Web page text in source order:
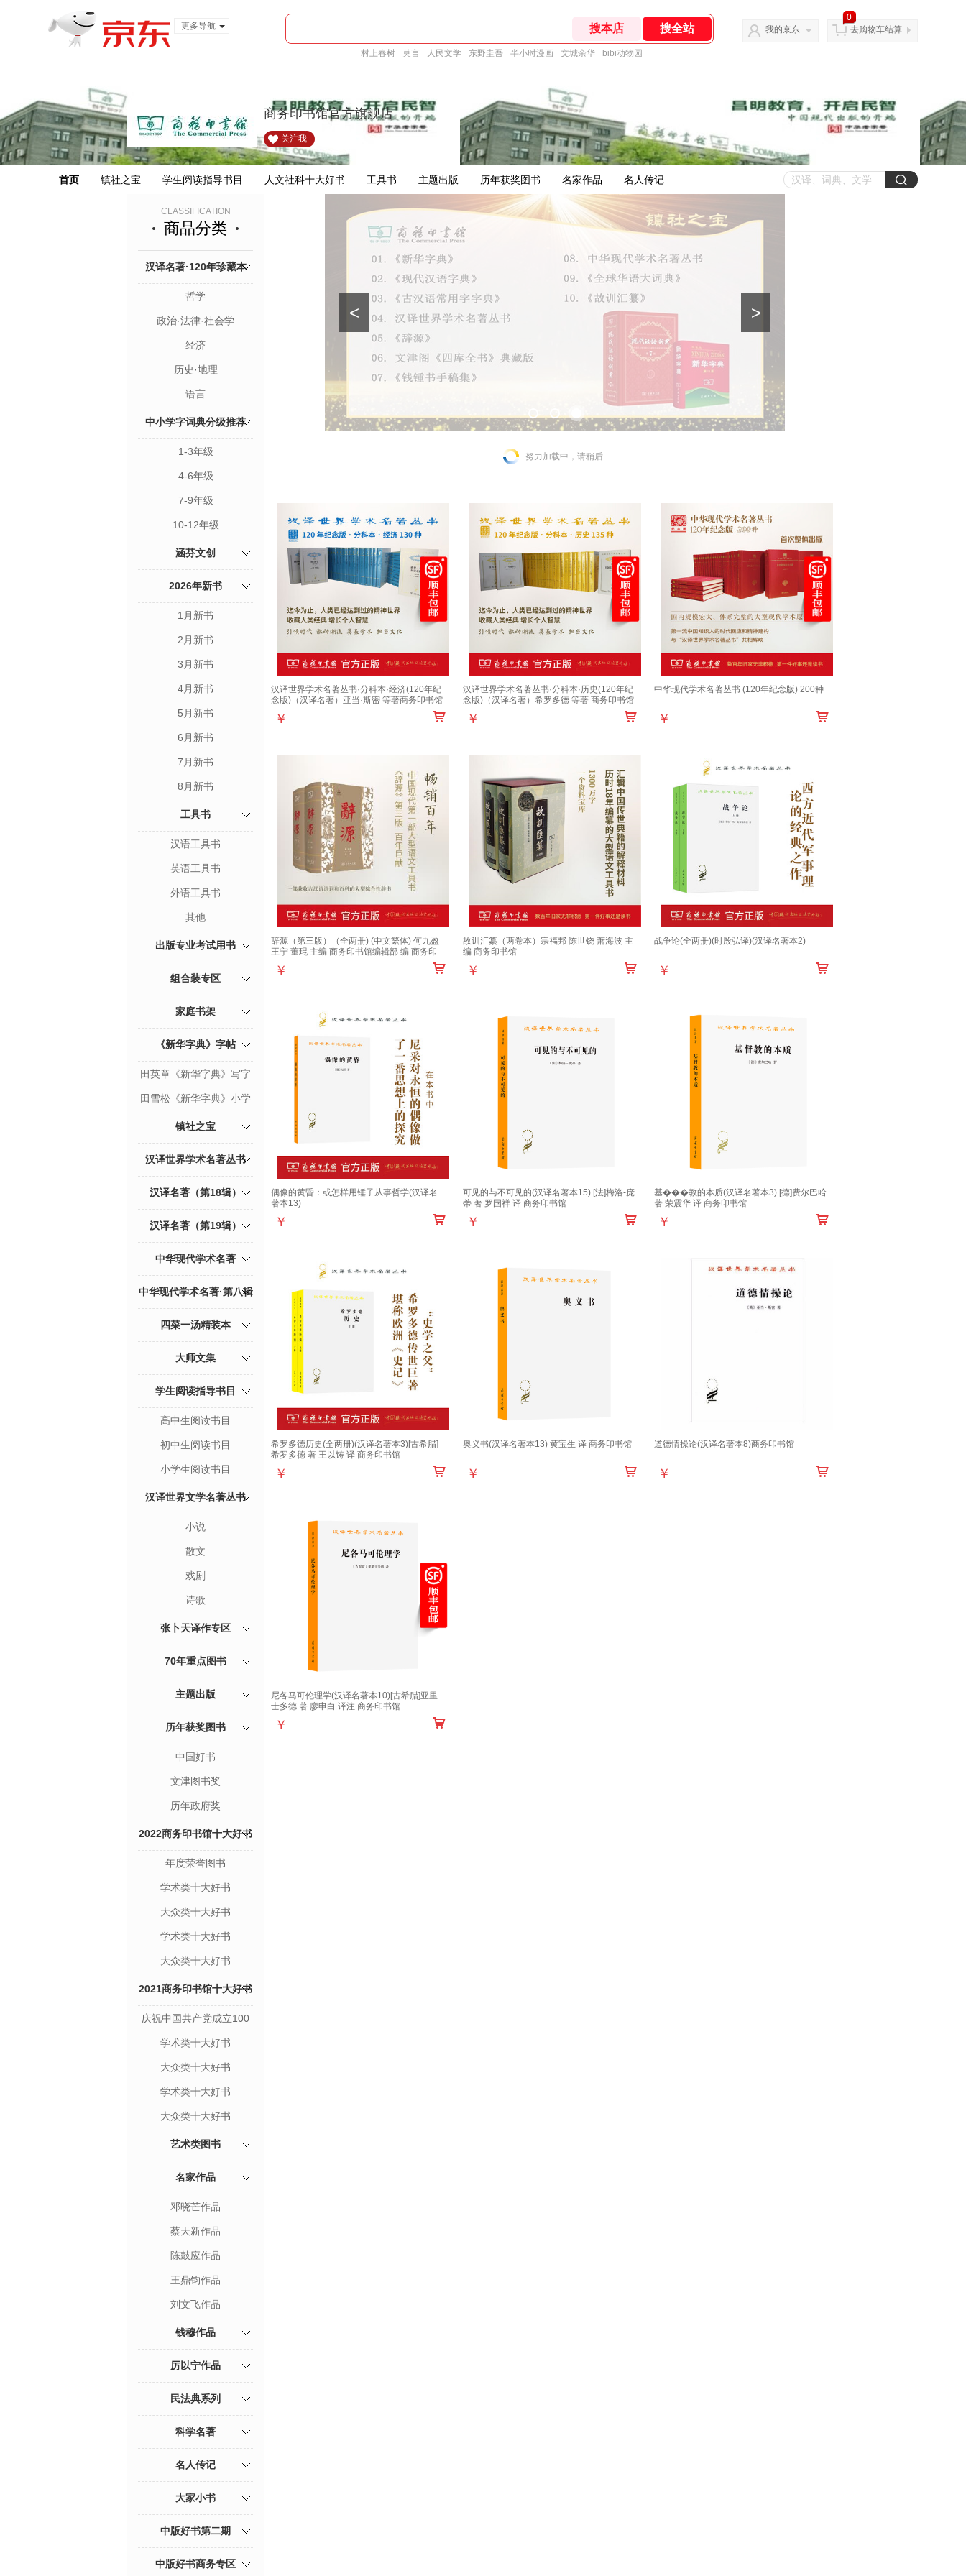
更多导航
村上春树 莫言 人民文学 东野圭吾 半小时漫画 文城余华 bibi动物园
我的京东
0
去购物车结算
商务印书馆官方旗舰店
关注我
首页 镇社之宝 学生阅读指导书目 人文社科十大好书 工具书 主题出版 历年获奖图书 名家作品 名人传记
CLASSIFICATION
商品分类
汉译名著·120年珍藏本
哲学
政治·法律·社会学
经济
历史·地理
语言
中小学字词典分级推荐
1-3年级
4-6年级
7-9年级
10-12年级
涵芬文创
2026年新书
1月新书
2月新书
3月新书
4月新书
5月新书
6月新书
7月新书
8月新书
工具书
汉语工具书
英语工具书
外语工具书
其他
出版专业考试用书
组合装专区
家庭书架
《新华字典》字帖
田英章《新华字典》写字
课课练（同步课文）
田雪松《新华字典》小学
镇社之宝
汉译世界学术名著丛书
汉译名著（第18辑）
汉译名著（第19辑）
中华现代学术名著
中华现代学术名著·第八辑
四菜一汤精装本
大师文集
学生阅读指导书目
高中生阅读书目
初中生阅读书目
小学生阅读书目
汉译世界文学名著丛书
小说
散文
戏剧
诗歌
张卜天译作专区
70年重点图书
主题出版
历年获奖图书
中国好书
文津图书奖
历年政府奖
2022商务印书馆十大好书
年度荣誉图书
学术类十大好书
大众类十大好书
学术类十大好书
（11~20）
大众类十大好书
2021商务印书馆十大好书
庆祝中国共产党成立100
周年 特别致敬图书
学术类十大好书
大众类十大好书
学术类十大好书
（11~20）
大众类十大好书
艺术类图书
名家作品
邓晓芒作品
蔡天新作品
陈鼓应作品
王鼎钧作品
刘文飞作品
钱穆作品
厉以宁作品
民法典系列
科学名著
名人传记
大家小书
中版好书第二期
中版好书商务专区
< >
努力加载中，请稍后...
汉译世界学术名著丛书·分科本·经济(120年纪
念版)（汉译名著）亚当·斯密 等著商务印书馆
￥
汉译世界学术名著丛书·分科本·历史(120年纪
念版)（汉译名著）希罗多德 等著 商务印书馆
￥
中华现代学术名著丛书 (120年纪念版) 200种
￥
辞源（第三版）（全两册) (中文繁体) 何九盈
王宁 董琨 主编 商务印书馆编辑部 编 商务印
￥
故训汇纂（两卷本）宗福邦 陈世铙 萧海波 主
编 商务印书馆
￥
战争论(全两册)(时殷弘译)(汉译名著本2)
￥
偶像的黄昏：或怎样用锤子从事哲学(汉译名
著本13)
￥
可见的与不可见的(汉译名著本15) [法]梅洛-庞
蒂 著 罗国祥 译 商务印书馆
￥
基���教的本质(汉译名著本3) [德]费尔巴哈
著 荣震华 译 商务印书馆
￥
希罗多德历史(全两册)(汉译名著本3)[古希腊]
希罗多德 著 王以铸 译 商务印书馆
￥
奥义书(汉译名著本13) 黄宝生 译 商务印书馆
￥
道德情操论(汉译名著本8)商务印书馆
￥
尼各马可伦理学(汉译名著本10)[古希腊]亚里
士多德 著 廖申白 译注 商务印书馆
￥